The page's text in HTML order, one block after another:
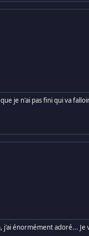
je n'ai pas fini qui va
énormément adoré... Je